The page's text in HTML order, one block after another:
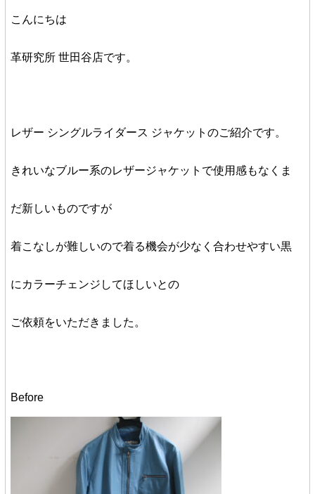
こんにちは
革研究所 世田谷店です。
レザー シングルライダース ジャケットのご紹介です。
きれいなブルー系のレザージャケットで使用感もなくま
だ新しいものですが
着こなしが難しいので着る機会が少なく合わせやすい黒
にカラーチェンジしてほしいとの
ご依頼をいただきました。
Before